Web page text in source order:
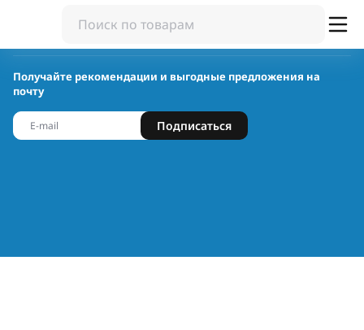
Получайте рекомендации и выгодные предложения на
почту
Подписаться